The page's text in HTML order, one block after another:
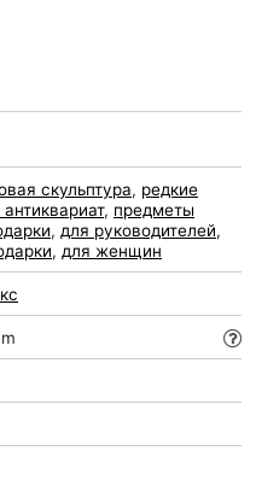
скульптура, редкие
, предметы
, для руководителей,
, для женщин